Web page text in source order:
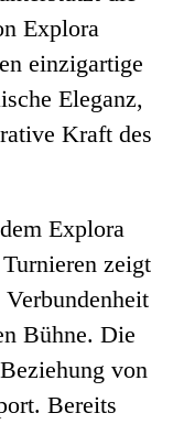
Explora
einzigartige
Eleganz,
Kraft des
Explora
zeigt
Bühne. Die
von
Bereits